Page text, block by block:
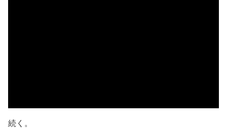
続く。